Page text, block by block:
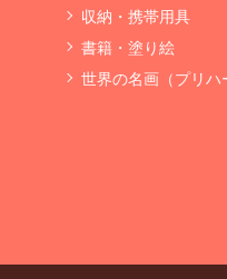
収納・携帯用具
書籍・塗り絵
世界の名画（プリハ